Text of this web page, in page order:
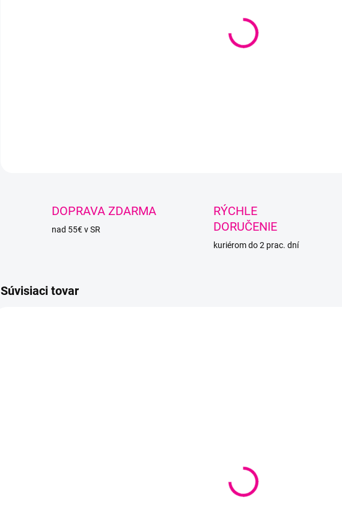
Cena je za pár.
DOPRAVA ZDARMA
nad 55€ v SR
RÝCHLE
DORUČENIE
kuriérom do 2 prac. dní
Súvisiaci tovar